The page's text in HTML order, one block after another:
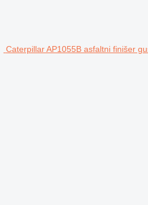
Caterpillar AP1055B asfaltni finišer